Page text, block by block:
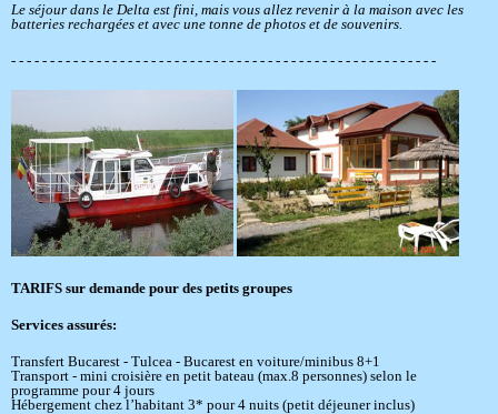
Le séjour dans le Delta est fini, mais vous allez revenir à la maison avec les
batteries rechargées et avec une tonne de photos et de souvenirs.
- - - - - - - - - - - - - - - - - - - - - - - - - - - - - - - - - - - - - - - - - - - - - - - - - - - - - - -
TARIFS sur demande pour des petits groupes
Services assurés:
Transfert Bucarest - Tulcea - Bucarest en voiture/minibus 8+1
Transport - mini croisière en petit bateau (max.8 personnes) selon le
programme pour 4 jours
Hébergement chez l’habitant 3* pour 4 nuits (petit déjeuner inclus)